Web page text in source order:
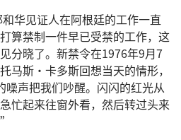
华见证人在阿根廷的工作一直
算禁制一件早已受禁的工作，这
分晓了。新禁令在1976年9月7
马斯·卡多斯回想当天的情形，
声把我们吵醒。闪闪的红光从
忙起来往窗外看，然后转过头来